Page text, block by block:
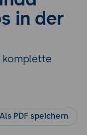
in der
komplette
Als PDF speichern